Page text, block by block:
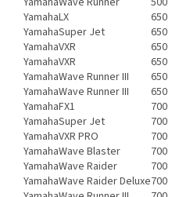
YamahaLX 650
YamahaSuper Jet 650
YamahaVXR 650
YamahaVXR 650
YamahaWave Runner III 650
YamahaWave Runner III 650
YamahaFX1 700
YamahaSuper Jet 700
YamahaVXR PRO 700
YamahaWave Blaster 700
YamahaWave Raider 700
YamahaWave Raider Deluxe700